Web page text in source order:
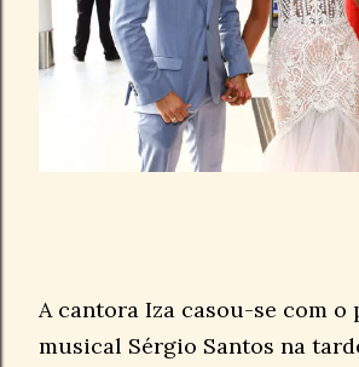
A cantora Iza casou-se com
musical Sérgio Santos na